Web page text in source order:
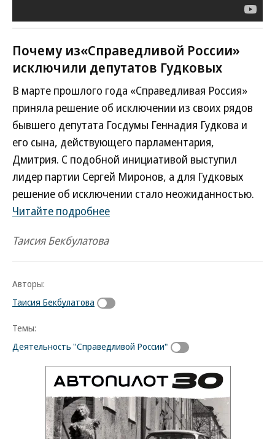
Почему из«Справедливой России»
исключили депутатов Гудковых
В марте прошлого года «Справедливая Россия»
приняла решение об исключении из своих рядов
бывшего депутата Госдумы Геннадия Гудкова и
его сына, действующего парламентария,
Дмитрия. С подобной инициативой выступил
лидер партии Сергей Миронов, а для Гудковых
решение об исключении стало неожиданностью.
Читайте подробнее
Таисия Бекбулатова
Авторы:
Таисия Бекбулатова
Темы:
Деятельность "Справедливой России"